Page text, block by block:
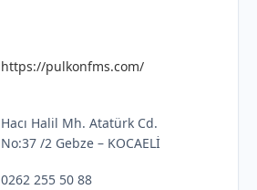
https://pulkonfms.com/
Hacı Halil Mh. Atatürk Cd.
No:37 /2 Gebze – KOCAELİ
0262 255 50 88